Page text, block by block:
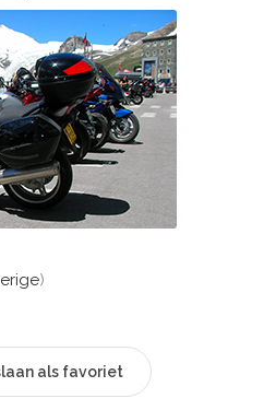
)
als favoriet